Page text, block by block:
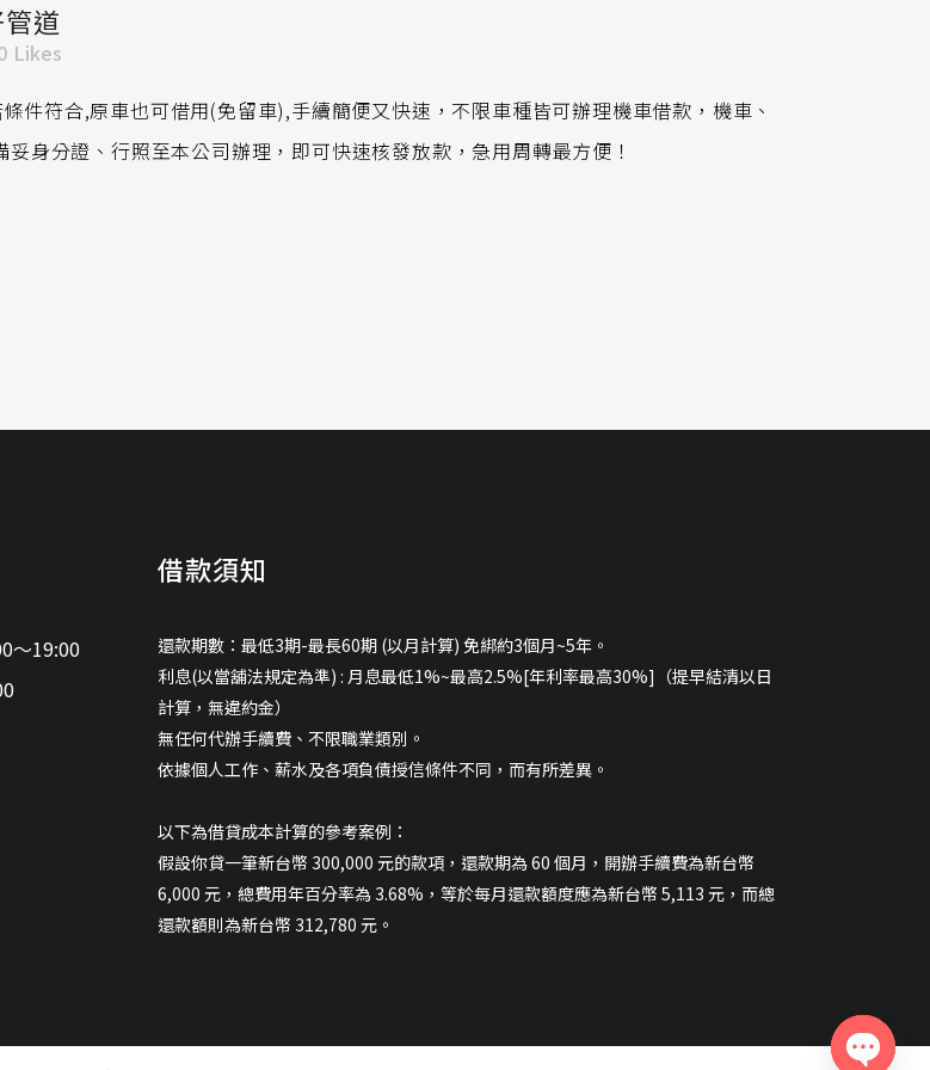
道
Likes
件符合,原車也可借用(免留車),手續簡便又快速，不限車種皆可辦理機車借款，機車、
身分證、行照至本公司辦理，即可快速核發放款，急用周轉最方便！
～19:00
借款須知
還款期數：最低3期-最長60期 (以月計算) 免綁約3個月~5年。
利息(以當舖法規定為準) : 月息最低1%~最高2.5%[年利率最高30%]（提早結清以日
計算，無違約金）
無任何代辦手續費、不限職業類別。
依據個人工作、薪水及各項負債授信條件不同，而有所差異。
以下為借貸成本計算的參考案例：
假設你貸一筆新台幣 300,000 元的款項，還款期為 60 個月，開辦手續費為新台幣
6,000 元，總費用年百分率為 3.68%，等於每月還款額度應為新台幣 5,113 元，而總
還款額則為新台幣 312,780 元。